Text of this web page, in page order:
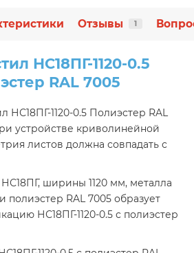
Отзывы 1
НС18ПГ-1120-0.5
RAL 7005
1120-0.5 Полиэстер RAL
устройстве криволинейной
листов должна совпадать с
ширины 1120 мм, металла
полиэстер RAL 7005 образует
НС18ПГ-1120-0.5 с полиэстер